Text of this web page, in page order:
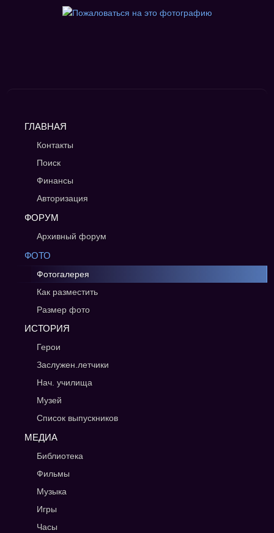
ГЛАВНАЯ
Контакты
Поиск
Финансы
Авторизация
ФОРУМ
Архивный форум
ФОТО
Фотогалерея
Как разместить
Размер фото
ИСТОРИЯ
Герои
Заслужен.летчики
Нач. училища
Музей
Список выпускников
МЕДИА
Библиотека
Фильмы
Музыка
Игры
Часы